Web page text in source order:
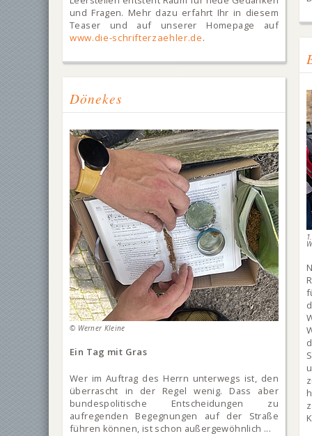
und Fragen. Mehr dazu erfahrt Ihr in diesem
Teaser und auf unserer Homepage auf
www.die-schrifterzaehler.de.
Dönekes
© Werner Kleine
Ein Tag mit Gras
Wer im Auftrag des Herrn unterwegs ist, den
überrascht in der Regel wenig. Dass aber
bundespolitische Entscheidungen zu
aufregenden Begegnungen auf der Straße
führen können, ist schon außergewöhnlich ...